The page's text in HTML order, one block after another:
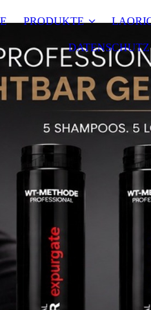
PRODUKTE
DATENSCHUTZ